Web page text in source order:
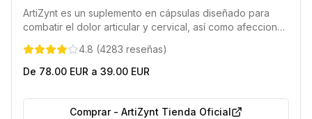
ArtiZynt es un suplemento en cápsulas diseñado para
combatir el dolor articular y cervical, así como afecciones
bienestar físico y la movilidad diaria.
4.8 (4283 reseñas)
De 78.00 EUR a 39.00 EUR
Comprar- ArtiZynt Tienda Oficial